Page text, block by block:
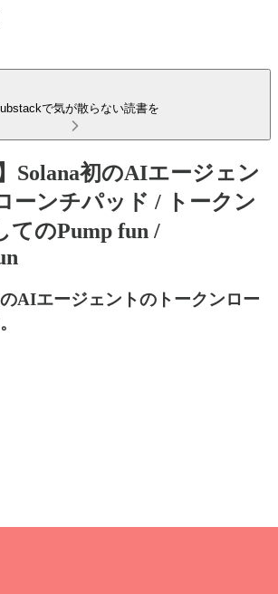
で気が散らない読書を
Solana初のAIエージェン
ーンチパッド / トークン
てのPump fun /
AIエージェントのトークンロー